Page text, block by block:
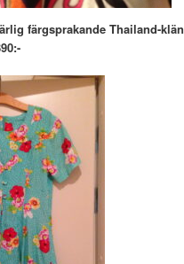
färgsprakande Thailand-